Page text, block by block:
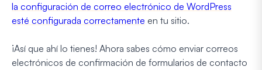
la configuración de correo electrónico de WordPress
esté configurada correctamente en tu sitio.
¡Así que ahí lo tienes! Ahora sabes cómo enviar correos
electrónicos de confirmación de formularios de contacto